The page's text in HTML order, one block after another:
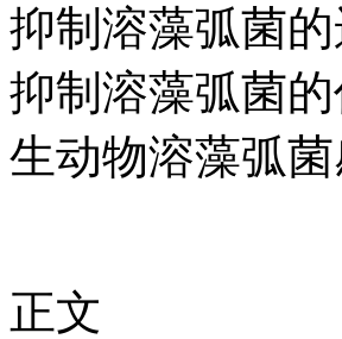
抑制溶藻弧菌
抑制溶藻弧菌
生动物溶藻弧
正文